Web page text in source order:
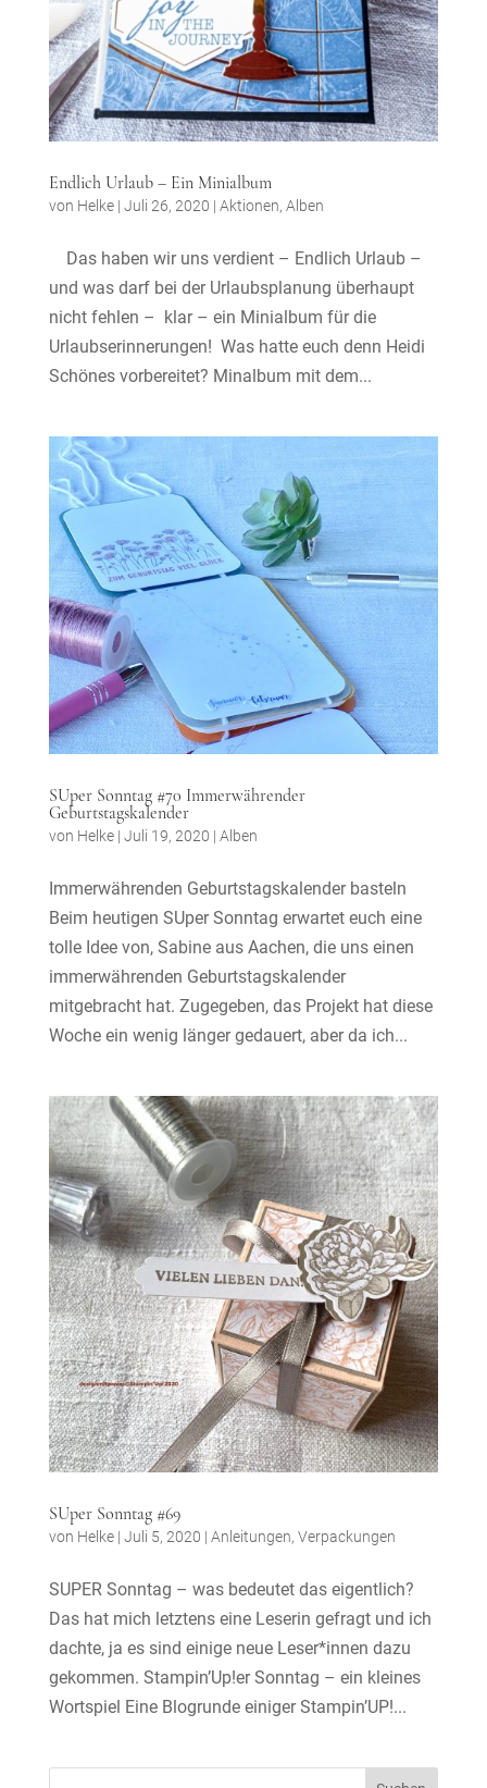
Endlich Urlaub – Ein Minialbum
von Helke| Juli 26, 2020 | Aktionen, Alben
Das haben wir uns verdient – Endlich Urlaub –
und was darf bei der Urlaubsplanung überhaupt
nicht fehlen – klar – ein Minialbum für die
Urlaubserinnerungen! Was hatte euch denn Heidi
Schönes vorbereitet? Minalbum mit dem...
SUper Sonntag #70 Immerwährender
Geburtstagskalender
von Helke| Juli 19, 2020 | Alben
Immerwährenden Geburtstagskalender basteln
Beim heutigen SUper Sonntag erwartet euch eine
tolle Idee von, Sabine aus Aachen, die uns einen
immerwährenden Geburtstagskalender
mitgebracht hat. Zugegeben, das Projekt hat diese
Woche ein wenig länger gedauert, aber da ich...
SUper Sonntag #69
von Helke| Juli 5, 2020 | Anleitungen, Verpackungen
SUPER Sonntag – was bedeutet das eigentlich?
Das hat mich letztens eine Leserin gefragt und ich
dachte, ja es sind einige neue Leser*innen dazu
gekommen. Stampin’Up!er Sonntag – ein kleines
Wortspiel Eine Blogrunde einiger Stampin’UP!...